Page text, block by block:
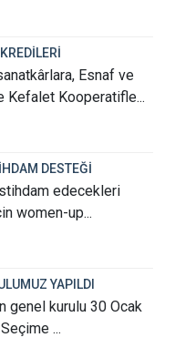
Esnaf ve
Kefalet Kooperatifle...
DESTEĞİ
edecekleri
women-up...
YAPILDI
genel kurulu 30 Ocak
...